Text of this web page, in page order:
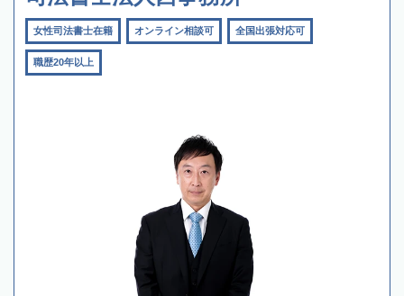
女性司法書士在籍 オンライン相談可 全国出張対応可
職歴20年以上